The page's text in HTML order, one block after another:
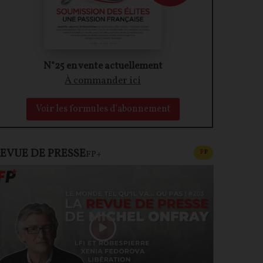
N°25 en vente actuellement
À commander ici
Voir les formules d'abonnement
DE PRESSEFP+ FPCONTENU